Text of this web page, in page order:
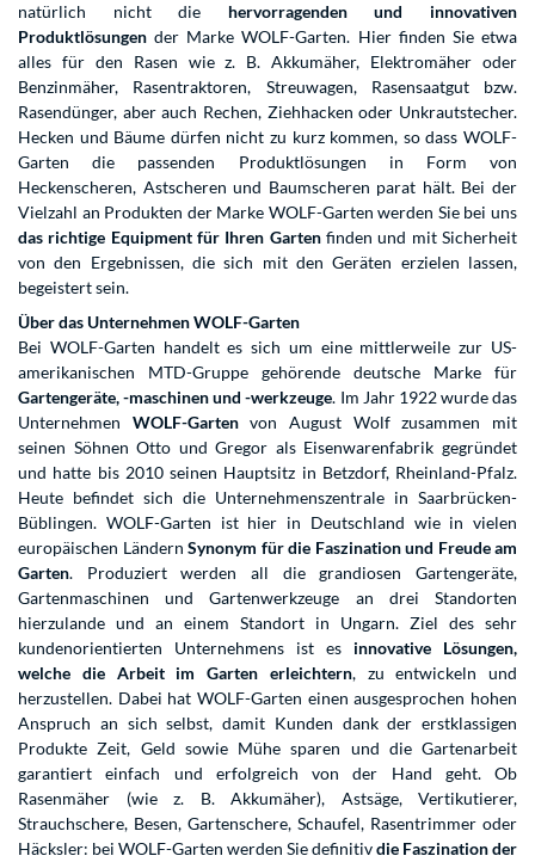
natürlich nicht die hervorragenden und innovativen
Produktlösungen der Marke WOLF-Garten. Hier finden Sie etwa
alles für den Rasen wie z. B. Akkumäher, Elektromäher oder
Benzinmäher, Rasentraktoren, Streuwagen, Rasensaatgut bzw.
Rasendünger, aber auch Rechen, Ziehhacken oder Unkrautstecher.
Hecken und Bäume dürfen nicht zu kurz kommen, so dass WOLF-
Garten die passenden Produktlösungen in Form von
Heckenscheren, Astscheren und Baumscheren parat hält. Bei der
Vielzahl an Produkten der Marke WOLF-Garten werden Sie bei uns
das richtige Equipment für Ihren Gartenfinden und mit Sicherheit
von den Ergebnissen, die sich mit den Geräten erzielen lassen,
begeistert sein.
Über das Unternehmen WOLF-Garten
Bei WOLF-Garten handelt es sich um eine mittlerweile zur US-
amerikanischen MTD-Gruppe gehörende deutsche Marke für
Gartengeräte, -maschinen und -werkzeuge. Im Jahr 1922 wurde das
Unternehmen WOLF-Gartenvon August Wolf zusammen mit
seinen Söhnen Otto und Gregor als Eisenwarenfabrik gegründet
und hatte bis 2010 seinen Hauptsitz in Betzdorf, Rheinland-Pfalz.
Heute befindet sich die Unternehmenszentrale in Saarbrücken-
Büblingen. WOLF-Garten ist hier in Deutschland wie in vielen
europäischen Ländern Synonym für die Faszination und Freude am
Garten. Produziert werden all die grandiosen Gartengeräte,
Gartenmaschinen und Gartenwerkzeuge an drei Standorten
hierzulande und an einem Standort in Ungarn. Ziel des sehr
kundenorientierten Unternehmens ist es innovative Lösungen,
welche die Arbeit im Garten erleichtern, zu entwickeln und
herzustellen. Dabei hat WOLF-Garten einen ausgesprochen hohen
Anspruch an sich selbst, damit Kunden dank der erstklassigen
Produkte Zeit, Geld sowie Mühe sparen und die Gartenarbeit
garantiert einfach und erfolgreich von der Hand geht. Ob
Rasenmäher (wie z. B. Akkumäher), Astsäge, Vertikutierer,
Strauchschere, Besen, Gartenschere, Schaufel, Rasentrimmer oder
Häcksler: bei WOLF-Garten werden Sie definitivdie Faszination der